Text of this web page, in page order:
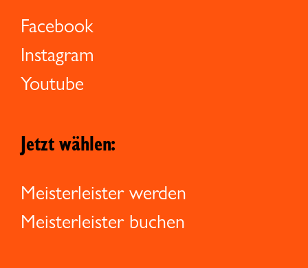
Facebook
Instagram
Youtube
Jetzt wählen:
Meisterleister werden
Meisterleister buchen